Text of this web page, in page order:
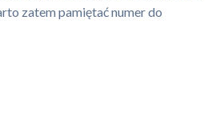
zatem pamiętać numer do